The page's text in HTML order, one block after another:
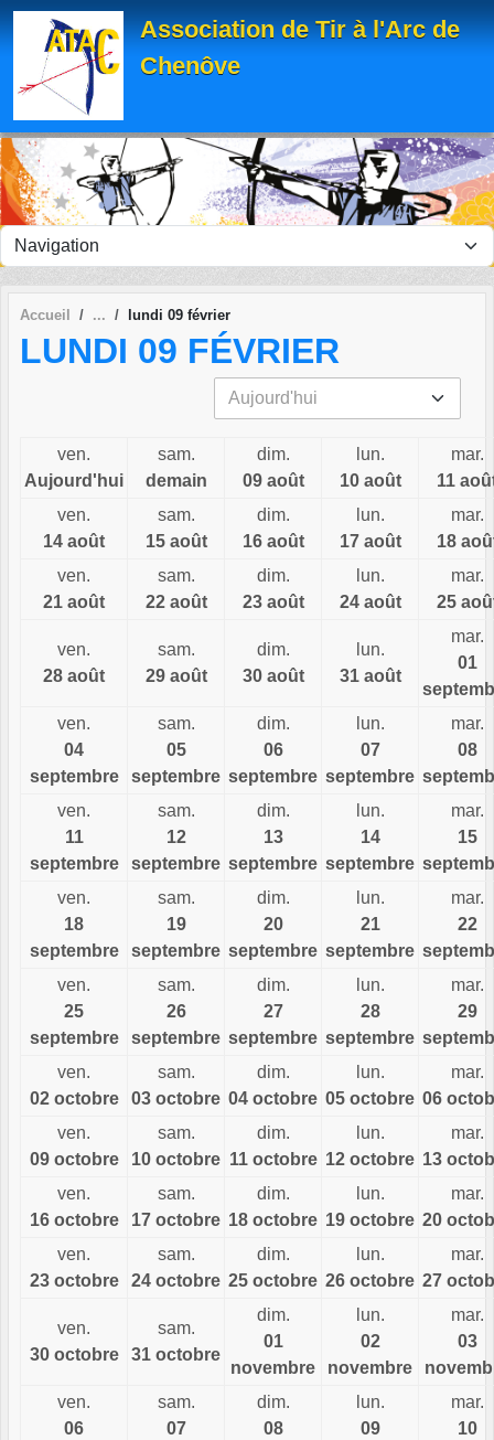
Association de Tir à l'Arc de
Chenôve
Accueil lundi 09 février
LUNDI 09 FÉVRIER
ven.
Aujourd'hui
sam.
demain
dim.
09 août
lun.
10 août
mar.
11
ven.
14 août
sam.
15 août
dim.
16 août
lun.
17 août
mar.
18
ven.
21 août
sam.
22 août
dim.
23 août
lun.
24 août
mar.
25
ven.
28 août
sam.
29 août
dim.
30 août
lun.
31 août
mar.
01
ven.
04
septembre
sam.
05
septembre
dim.
06
septembre
lun.
07
septembre
mar.
08
ven.
11
septembre
sam.
12
septembre
dim.
13
septembre
lun.
14
septembre
mar.
15
ven.
18
septembre
sam.
19
septembre
dim.
20
septembre
lun.
21
septembre
mar.
22
ven.
25
septembre
sam.
26
septembre
dim.
27
septembre
lun.
28
septembre
mar.
29
ven.
02 octobre
sam.
03 octobre
dim.
04 octobre
lun.
05 octobre
mar.
06
ven.
09 octobre
sam.
10 octobre
dim.
11 octobre
lun.
12 octobre
mar.
13
ven.
16 octobre
sam.
17 octobre
dim.
18 octobre
lun.
19 octobre
mar.
20
ven.
23 octobre
sam.
24 octobre
dim.
25 octobre
lun.
26 octobre
mar.
27
ven.
30 octobre
sam.
31 octobre
dim.
01
novembre
lun.
02
novembre
mar.
03
ven.
06
sam.
07
dim.
08
lun.
09
mar.
10
Panneau de gestion des cookies